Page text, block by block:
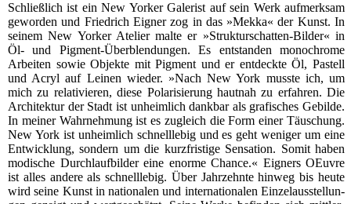
Schließ­lich ist ein New Yor­ker Gale­rist auf sein Werk auf­merk­sam
gewor­den und Fried­rich Eig­ner zog in das »Mek­ka« der Kunst. In
sei­nem New Yor­ker Ate­lier mal­te er »Struk­tur­schat­ten-Bil­der« in
Öl- und Pig­ment-Über­blen­dun­gen. Es ent­stan­den mono­chro­me
Arbei­ten sowie Objek­te mit Pig­ment und er ent­deck­te Öl, Pas­tell
und Acryl auf Lei­nen wie­der. »Nach New York muss­te ich, um
mich zu rela­ti­vie­ren, die­se Pola­ri­sie­rung haut­nah zu erfah­ren. Die
Archi­tek­tur der Stadt ist unheim­lich dank­bar als gra­fi­sches Gebil­de.
In mei­ner Wahr­neh­mung ist es zugleich die Form einer Täu­schung.
New York ist unheim­lich schnell­le­big und es geht weni­ger um eine
Ent­wick­lung, son­dern um die kurz­fris­ti­ge Sen­sa­ti­on. Somit haben
modi­sche Durch­lauf­bil­d­er eine enor­me Chan­ce.« Eig­ners OEu­vre
ist alles ande­re als schnell­le­big. Über Jahr­zehn­te hin­weg bis heu­te
wird sei­ne Kunst in natio­na­len und inter­na­tio­na­len Ein­zel­aus­stel­lun­